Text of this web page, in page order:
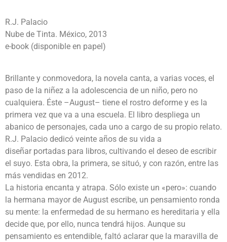
R.J. Palacio
Nube de Tinta. México, 2013
e-book (disponible en papel)
Brillante y conmovedora, la novela canta, a varias voces, el
paso de la niñez a la adolescencia de un niño, pero no
cualquiera. Éste –August– tiene el rostro deforme y es la
primera vez que va a una escuela. El libro despliega un
abanico de personajes, cada uno a cargo de su propio relato.
R.J. Palacio dedicó veinte años de su vida a
diseñar portadas para libros, cultivando el deseo de escribir
el suyo. Esta obra, la primera, se situó, y con razón, entre las
más vendidas en 2012.
La historia encanta y atrapa. Sólo existe un «pero»: cuando
la hermana mayor de August escribe, un pensamiento ronda
su mente: la enfermedad de su hermano es hereditaria y ella
decide que, por ello, nunca tendrá hijos. Aunque su
pensamiento es entendible, faltó aclarar que la maravilla de